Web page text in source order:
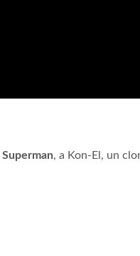
Superman, a Kon-El, un